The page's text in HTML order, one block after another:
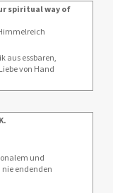
spiritual way of
aus essbaren,
von Hand
und
endenden